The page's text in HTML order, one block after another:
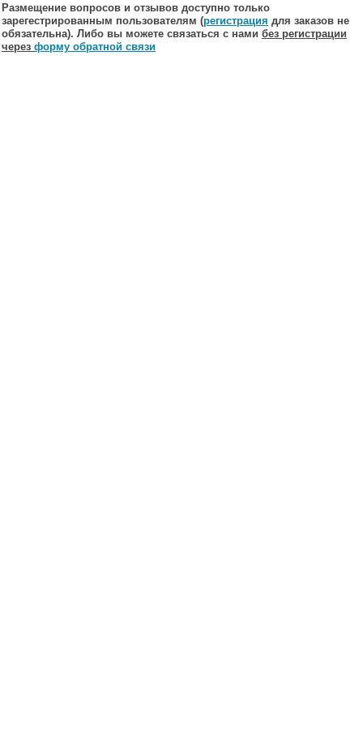
Размещение вопросов и отзывов доступно только
зарегестрированным пользователям (регистрация для заказов не
обязательна). Либо вы можете связаться с нами без регистрации
через форму обратной связи